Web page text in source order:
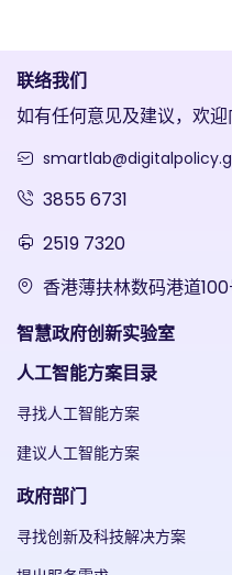
联络我们
如有任何意见及建议，欢迎
3855 6731
2519 7320
香港薄扶林数码港道
智慧政府创新实验室
人工智能方案目录
寻找人工智能方案
建议人工智能方案
政府部门
寻找创新及科技解决方案